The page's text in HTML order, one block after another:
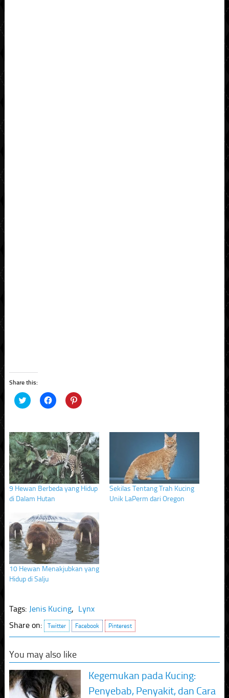
Share this:
Click
to
(Opens
in
new
window)
Click
to
(Opens
in
new
window)
Click
to
(Opens
in
new
window)
9 Hewan Berbeda yang Hidup
di Dalam Hutan
Sekilas Tentang Trah Kucing
Unik LaPerm dari Oregon
10 Hewan Menakjubkan yang
Hidup di Salju
Tags: Jenis Kucing, Lynx
Share on:
Twitter Facebook Pinterest
You may also like
Kegemukan pada Kucing:
Penyebab, Penyakit, dan Cara